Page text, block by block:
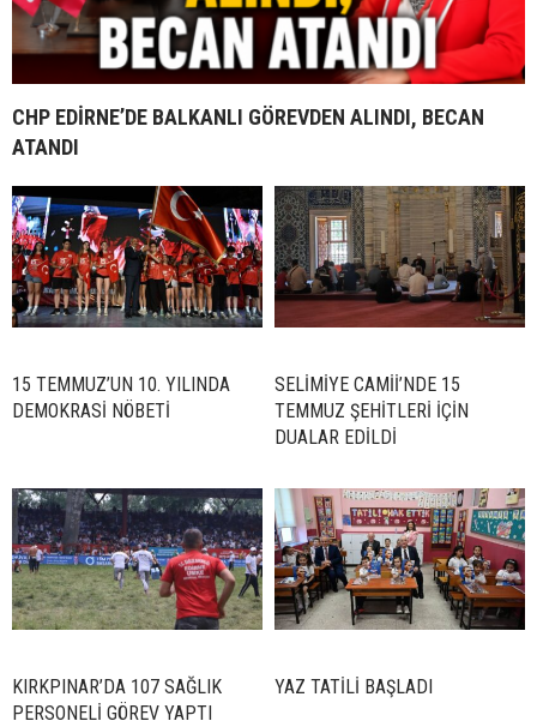
CHP EDİRNE’DE BALKANLI GÖREVDEN ALINDI, BECAN
ATANDI
15 TEMMUZ’UN 10. YILINDA
DEMOKRASİ NÖBETİ
SELİMİYE CAMİİ’NDE 15
TEMMUZ ŞEHİTLERİ İÇİN
DUALAR EDİLDİ
KIRKPINAR’DA 107 SAĞLIK
PERSONELİ GÖREV YAPTI
YAZ TATİLİ BAŞLADI